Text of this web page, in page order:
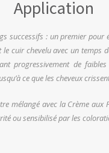
Application
successifs : un premier pour
cuir chevelu avec un temps
progressivement de faibles
ce que les cheveux
mélangé avec la Crème aux
ou sensibilisé par les